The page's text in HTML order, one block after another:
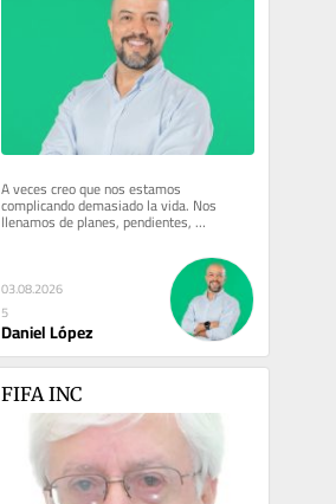
A veces creo que nos estamos
complicando demasiado la vida. Nos
llenamos de planes, pendientes,
expectativas, compras, comparaciones y
03.08.2026
5
Daniel López
FIFA INC